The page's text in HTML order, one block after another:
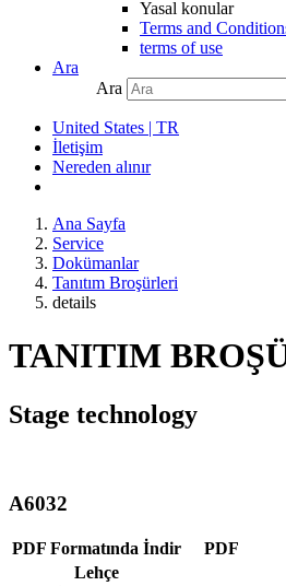
Yasal konular
Terms and
terms of use
Ara
Ara
United States | TR
İletişim
Nereden alınır
Ana Sayfa
Service
Dokümanlar
Tanıtım Broşürleri
details
TANITIM
Stage technology
A6032
PDF Formatında İndir
PDF
Lehçe